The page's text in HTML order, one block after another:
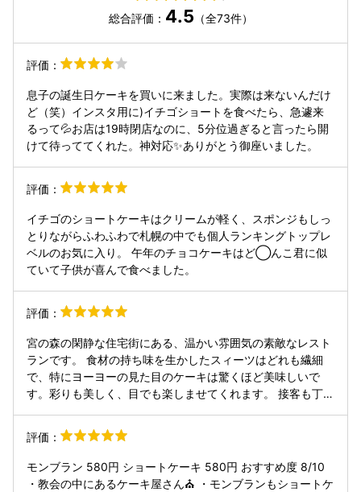
総合評価： 4.5 （全73件）
評価：
息子の誕生日ケーキを買いに来ました。実際は来ないんだけ
ど（笑）インスタ用に)イチゴショートを食べたら、急遽来
るって💦お店は19時閉店なのに、5分位過ぎると言ったら開
けて待っててくれた。神対応✨ありがとう御座いました。
評価：
イチゴのショートケーキはクリームが軽く、スポンジもしっ
とりながらふわふわで札幌の中でも個人ランキングトップレ
ベルのお気に入り。 午年のチョコケーキはど◯んこ君に似
ていて子供が喜んで食べました。
評価：
宮の森の閑静な住宅街にある、温かい雰囲気の素敵なレスト
ランです。 食材の持ち味を生かしたスィーツはどれも繊細
で、特にヨーヨーの見た目のケーキは驚くほど美味しいで
す。彩りも美しく、目でも楽しませてくれます。 接客も丁寧
日にも、普段使いにもおすすめです。季節ごとのメニューも
楽しみです。
評価：
モンブラン 580円 ショートケーキ 580円 おすすめ度 8/10
・教会の中にあるケーキ屋さん⛪️ ・モンブランもショートケ